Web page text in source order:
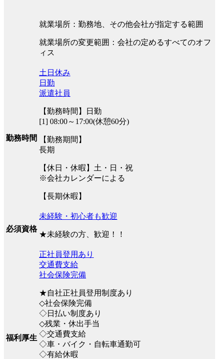
就業場所：勤務地、その他会社が指定する範囲
就業場所の変更範囲：会社の定めるすべてのオフ
ィス
勤務時間
土日休み
日勤
派遣社員
【勤務時間】日勤
[1] 08:00～17:00(休憩60分)
【勤務期間】
長期
【休日・休暇】土・日・祝
※会社カレンダーによる
【長期休暇】
必須資格
未経験・初心者も歓迎
★未経験の方、歓迎！！
福利厚生
正社員登用あり
交通費支給
社会保険完備
★自社正社員登用制度あり
◇社会保険完備
◇日払い制度あり
◇残業・休出手当
◇交通費支給
◇車・バイク・自転車通勤可
◇有給休暇